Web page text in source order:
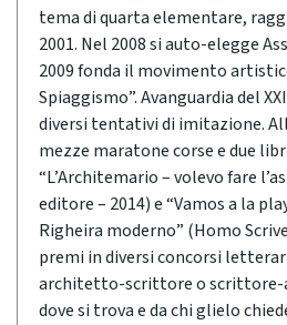
tema di quarta elementare,
2001. Nel 2008 si auto-elegge
2009 fonda il movimento
Spiaggismo”. Avanguardia del
diversi tentativi di imitazione.
mezze maratone corse e due
“L’Architemario – volevo fare
editore – 2014) e “Vamos a la
Righeira moderno” (Homo
premi in diversi concorsi
architetto-scrittore o scrittore-
dove si trova e da chi glielo